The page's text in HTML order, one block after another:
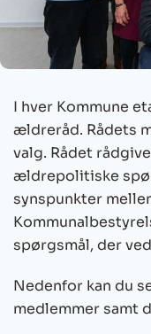
I hver Kommune
ældreråd. Rådets
valg. Rådet
ældrepolitiske
synspunkter
spørgsmål, der
Nedenfor kan du
medlemmer samt